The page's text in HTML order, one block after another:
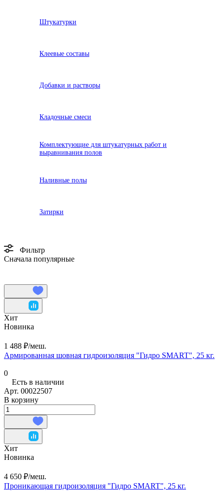
Штукатурки
Клеевые составы
Добавки и растворы
Кладочные смеси
Комплектующие для штукатурных работ и
выравнивания полов
Наливные полы
Затирки
Фильтр
Сначала популярные
Хит
Новинка
1 488 ₽/меш.
Армированная шовная гидроизоляция "Гидро SMART", 25 кг.
0
Есть в наличии
Арт. 00022507
В корзину
Хит
Новинка
4 650 ₽/меш.
Проникающая гидроизоляция "Гидро SMART", 25 кг.